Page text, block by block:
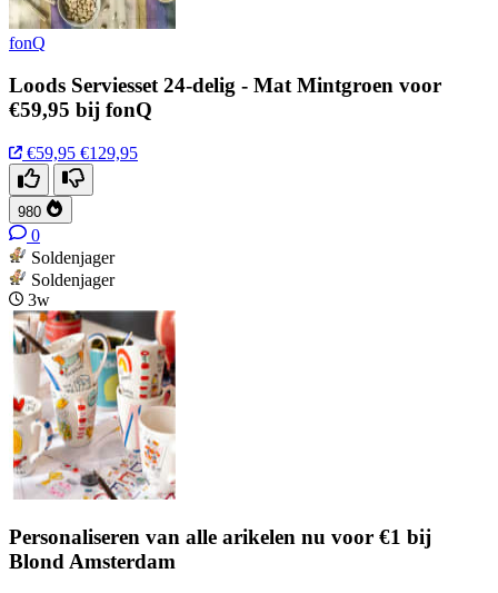
fonQ
Loods Serviesset 24-delig - Mat Mintgroen voor
€59,95 bij fonQ
€59,95 €129,95
980
0
Soldenjager
Soldenjager
3w
Personaliseren van alle arikelen nu voor €1 bij
Blond Amsterdam